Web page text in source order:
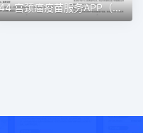
44 宫颈癌疫苗服务APP（word＋ppt配套）创业计划书word模板